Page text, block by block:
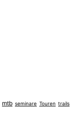
mtb seminare Touren trails